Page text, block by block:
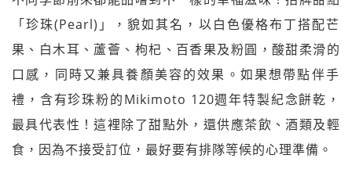
「珍珠(Pearl)」，貌如其名，以白色優格布丁搭配芒
果、白木耳、蘆薈、枸杞、百香果及粉圓，酸甜柔滑的
口感，同時又兼具養顏美容的效果。如果想帶點伴手
禮，含有珍珠粉的Mikimoto 120週年特製紀念餅乾，
最具代表性！這裡除了甜點外， 還供應茶飲、酒類及輕
食，因為不接受訂位，最好要有排隊等候的心理準備。